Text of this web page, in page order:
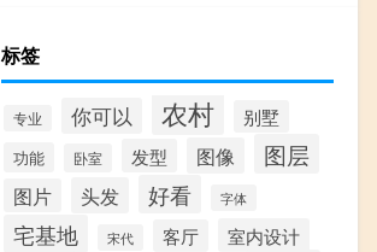
标签
专业 你可以 农村 别墅
功能 卧室 发型 图像 图层
图片 头发 好看 字体
宅基地 宋代 客厅 室内设计